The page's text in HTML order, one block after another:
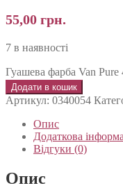
55,00 грн.
7 в наявності
Гуашева фарба Van Pure
Додати в кошик
Артикул: 0340054
Опис
Додаткова
Відгуки (0)
Опис